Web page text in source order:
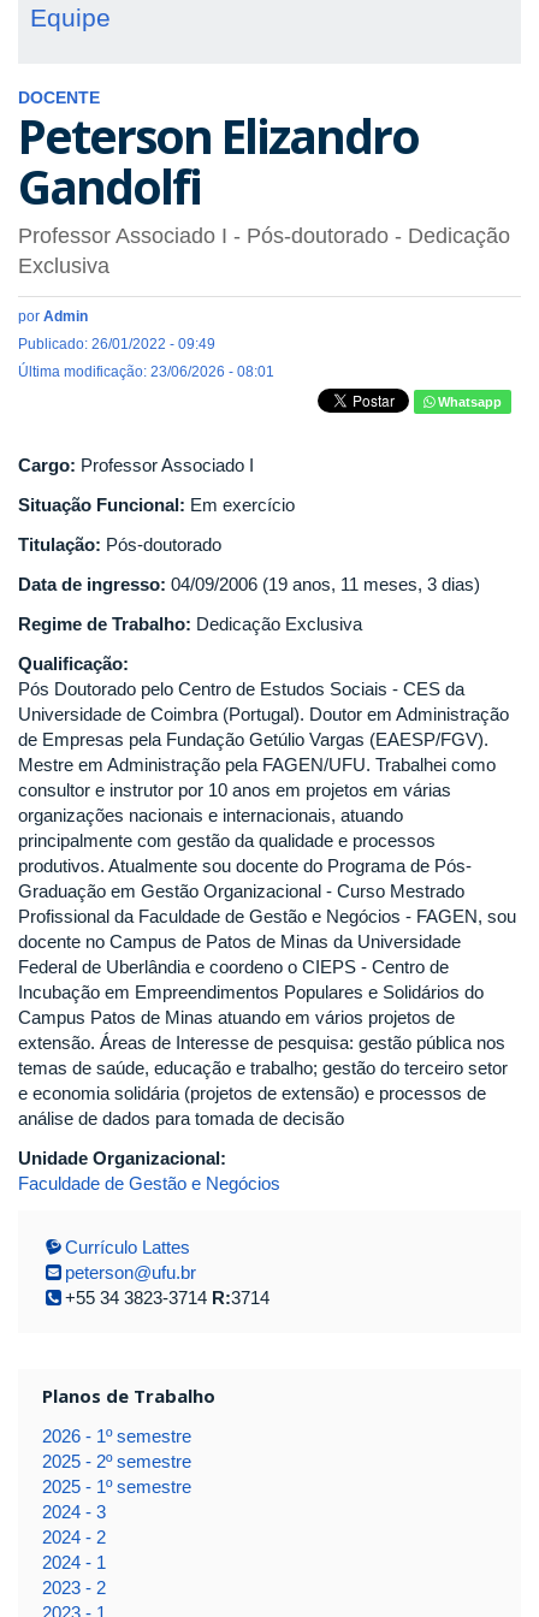
Equipe
DOCENTE
Peterson Elizandro
Gandolfi
Professor Associado I - Pós-doutorado - Dedicação
Exclusiva
por Admin
Publicado: 26/01/2022 - 09:49
Última modificação: 23/06/2026 - 08:01
Whatsapp
Cargo: Professor Associado I
Situação Funcional: Em exercício
Titulação: Pós-doutorado
Data de ingresso: 04/09/2006 (19 anos, 11 meses, 3 dias)
Regime de Trabalho: Dedicação Exclusiva
Qualificação:
Pós Doutorado pelo Centro de Estudos Sociais - CES da
Universidade de Coimbra (Portugal). Doutor em Administração
de Empresas pela Fundação Getúlio Vargas (EAESP/FGV).
Mestre em Administração pela FAGEN/UFU. Trabalhei como
consultor e instrutor por 10 anos em projetos em várias
organizações nacionais e internacionais, atuando
principalmente com gestão da qualidade e processos
produtivos. Atualmente sou docente do Programa de Pós-
Graduação em Gestão Organizacional - Curso Mestrado
Profissional da Faculdade de Gestão e Negócios - FAGEN, sou
docente no Campus de Patos de Minas da Universidade
Federal de Uberlândia e coordeno o CIEPS - Centro de
Incubação em Empreendimentos Populares e Solidários do
Campus Patos de Minas atuando em vários projetos de
extensão. Áreas de Interesse de pesquisa: gestão pública nos
temas de saúde, educação e trabalho; gestão do terceiro setor
e economia solidária (projetos de extensão) e processos de
análise de dados para tomada de decisão
Unidade Organizacional:
Faculdade de Gestão e Negócios
Currículo Lattes
peterson@ufu.br
+55 34 3823-3714 R:3714
Planos de Trabalho
2026 - 1º semestre
2025 - 2º semestre
2025 - 1º semestre
2024 - 3
2024 - 2
2024 - 1
2023 - 2
2023 - 1